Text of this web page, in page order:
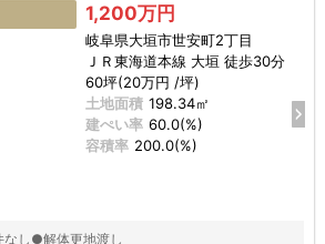
1,200万円
岐阜県大垣市世安町2丁目
ＪＲ東海道本線 大垣 徒歩30分
60坪(20万円 /坪)
土地面積 198.34㎡
建ぺい率 60.0(%)
容積率 200.0(%)
し●解体更地渡し